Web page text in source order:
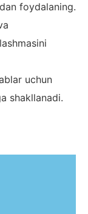
foydalaning.
uchun
shakllanadi.